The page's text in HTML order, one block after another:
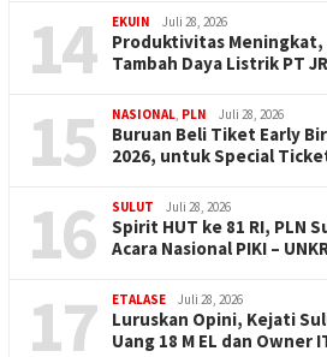
14 EKUIN Juli 28, 2026
Produktivitas
Tambah Daya Listrik PT
15 NASIONAL, PLN Juli 28, 2026
Buruan Beli Tiket Early
2026, untuk Special
16 SULUT Juli 28, 2026
Spirit HUT ke 81 RI, PLN
Acara Nasional PIKI –
17 ETALASE Juli 28, 2026
Luruskan Opini, Kejati
Uang 18 M EL dan Owner